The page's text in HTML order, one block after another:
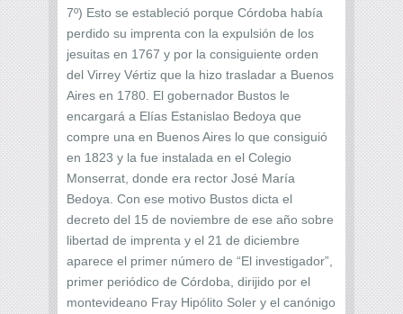
7º) Esto se estableció porque Córdoba había
perdido su imprenta con la expulsión de los
jesuitas en 1767 y por la consiguiente orden
del Virrey Vértiz que la hizo trasladar a Buenos
Aires en 1780. El gobernador Bustos le
encargará a Elías Estanislao Bedoya que
compre una en Buenos Aires lo que consiguió
en 1823 y la fue instalada en el Colegio
Monserrat, donde era rector José María
Bedoya. Con ese motivo Bustos dicta el
decreto del 15 de noviembre de ese año sobre
libertad de imprenta y el 21 de diciembre
aparece el primer número de “El investigador”,
primer periódico de Córdoba, dirijido por el
montevideano Fray Hipólito Soler y el canónigo